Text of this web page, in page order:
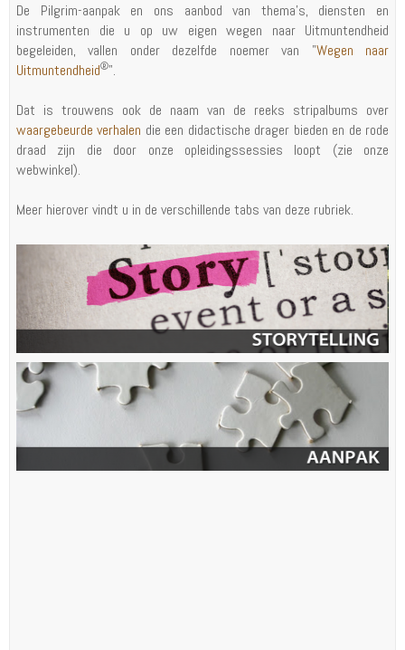
De Pilgrim-aanpak en ons aanbod van thema's, diensten en
instrumenten die u op uw eigen wegen naar Uitmuntendheid
begeleiden, vallen onder dezelfde noemer van "Wegen naar
Uitmuntendheid®".
Dat is trouwens ook de naam van de reeks stripalbums over
waargebeurde verhalen die een didactische drager bieden en de rode
draad zijn die door onze opleidingssessies loopt (zie onze
webwinkel).
Meer hierover vindt u in de verschillende tabs van deze rubriek.